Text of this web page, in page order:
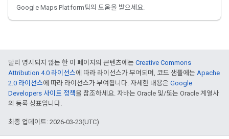
Google Maps Platform팀의 도움을 받으세요.
달리 명시되지 않는 한 이 페이지의 콘텐츠에는 Creative Commons
Attribution 4.0 라이선스에 따라 라이선스가 부여되며, 코드 샘플에는 Apache
2.0 라이선스에 따라 라이선스가 부여됩니다. 자세한 내용은 Google
Developers 사이트 정책을 참조하세요. 자바는 Oracle 및/또는 Oracle 계열사
의 등록 상표입니다.
최종 업데이트: 2026-03-23(UTC)